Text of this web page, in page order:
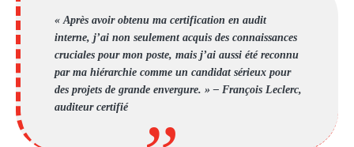
« Après avoir obtenu ma certification en audit
interne, j’ai non seulement acquis des connaissances
cruciales pour mon poste, mais j’ai aussi été reconnu
par ma hiérarchie comme un candidat sérieux pour
des projets de grande envergure. » – François Leclerc,
auditeur certifié